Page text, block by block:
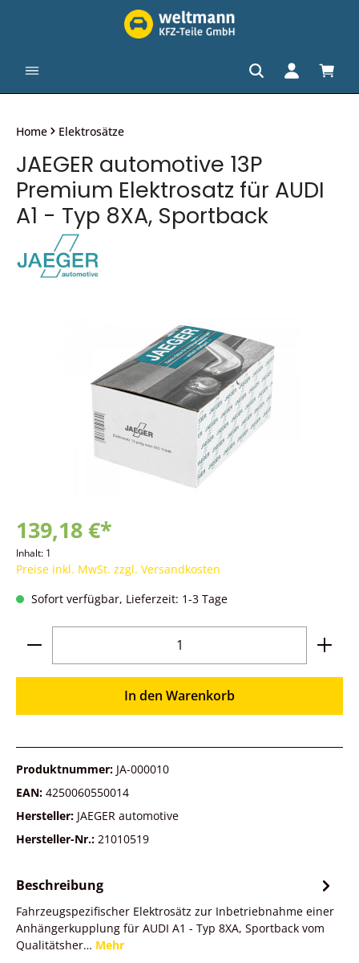
Home Elektrosätze
JAEGER automotive 13P
Premium Elektrosatz für AUDI
A1 - Typ 8XA, Sportback
139,18 €*
Inhalt: 1
Preise inkl. MwSt. zzgl. Versandkosten
Sofort verfügbar, Lieferzeit: 1-3 Tage
Produkt Anzahl: Gib den gewünschten
In den Warenkorb
Produktnummer: JA-000010
EAN: 4250060550014
Hersteller: JAEGER automotive
Hersteller-Nr.: 21010519
Beschreibung
Fahrzeugspezifischer Elektrosätz zur Inbetriebnahme einer
Anhängerkupplung für AUDI A1 - Typ 8XA, Sportback vom
Qualitätsher… Mehr